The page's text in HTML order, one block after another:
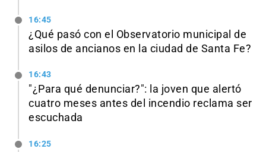
16:45
¿Qué pasó con el Observatorio municipal de
asilos de ancianos en la ciudad de Santa Fe?
16:43
"¿Para qué denunciar?": la joven que alertó
cuatro meses antes del incendio reclama ser
escuchada
16:25